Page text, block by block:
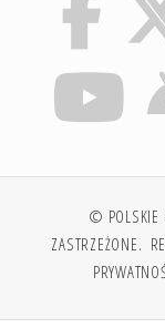
© POLSKIE
ZASTRZEŻONE.